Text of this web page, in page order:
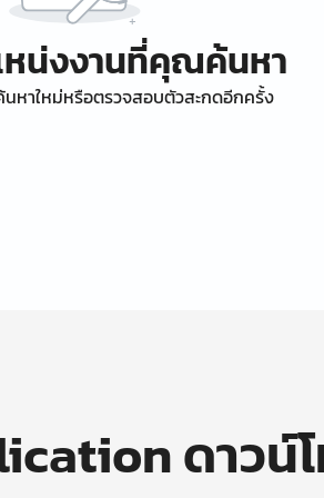
น่งงานที่คุณค้นหา
หาใหม่หรือตรวจสอบตัวสะกดอีกครั้ง
ดาวน์